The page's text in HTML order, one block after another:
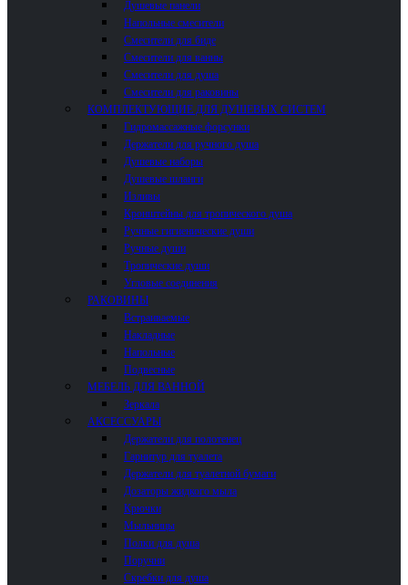
Душевые панели
Напольные смесители
Смесители для биде
Смесители для ванны
Смесители для душа
Смесители для раковины
КОМПЛЕКТУЮЩИЕ ДЛЯ ДУШЕВЫХ СИСТЕМ
Гидромассажные форсунки
Держатели для ручного душа
Душевые наборы
Душевые шланги
Изливы
Кронштейны для тропического душа
Ручные гигиенические души
Ручные души
Тропические души
Угловые соединения
РАКОВИНЫ
Встраиваемые
Накладные
Напольные
Подвесные
МЕБЕЛЬ ДЛЯ ВАННОЙ
Зеркала
АКСЕССУАРЫ
Держатели для полотенец
Гарнитур для туалета
Держатели для туалетной бумаги
Дозаторы жидкого мыла
Крючки
Мыльницы
Полки для душа
Поручни
Скребки для душа